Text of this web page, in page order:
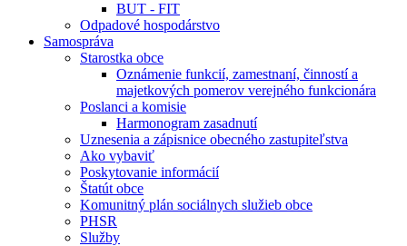
BUT - FIT
Odpadové hospodárstvo
Samospráva
Starostka obce
Oznámenie funkcií, zamestnaní, činností a
majetkových pomerov verejného funkcionára
Poslanci a komisie
Harmonogram zasadnutí
Uznesenia a zápisnice obecného zastupiteľstva
Ako vybaviť
Poskytovanie informácií
Štatút obce
Komunitný plán sociálnych služieb obce
PHSR
Služby